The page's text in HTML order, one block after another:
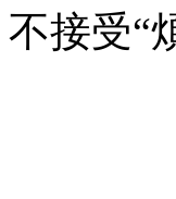
不接受“